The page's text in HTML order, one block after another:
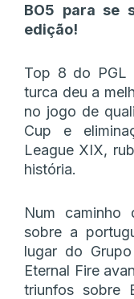
BO5 para se
edição!
Top 8 do PGL
turca deu a
no jogo de
Cup e
League XIX,
história.
Num caminho
sobre a
lugar do
Eternal Fire
triunfos sobre